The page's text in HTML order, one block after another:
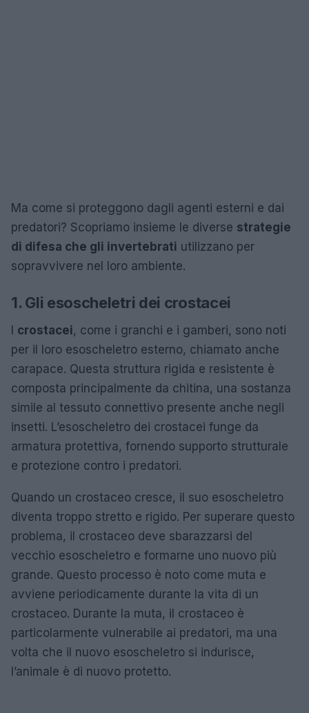
Ma come si proteggono dagli agenti esterni e dai
predatori? Scopriamo insieme le diverse strategie
di difesa che gli invertebrati utilizzano per
sopravvivere nel loro ambiente.
1. Gli esoscheletri dei crostacei
crostacei, come i granchi e i gamberi, sono noti
per il loro esoscheletro esterno, chiamato anche
carapace. Questa struttura rigida e resistente è
composta principalmente da chitina, una sostanza
simile al tessuto connettivo presente anche negli
insetti. L’esoscheletro dei crostacei funge da
armatura protettiva, fornendo supporto strutturale
e protezione contro i predatori.
Quando un crostaceo cresce, il suo esoscheletro
diventa troppo stretto e rigido. Per superare questo
problema, il crostaceo deve sbarazzarsi del
vecchio esoscheletro e formarne uno nuovo più
grande. Questo processo è noto come muta e
avviene periodicamente durante la vita di un
crostaceo. Durante la muta, il crostaceo è
particolarmente vulnerabile ai predatori, ma una
volta che il nuovo esoscheletro si indurisce,
l’animale è di nuovo protetto.